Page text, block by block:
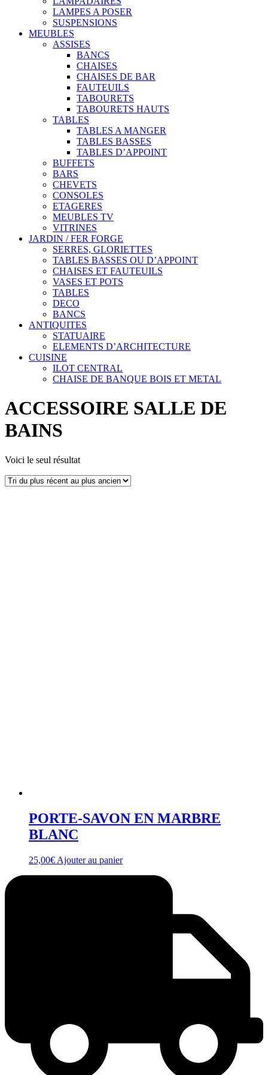
LAMPES A POSER
SUSPENSIONS
MEUBLES
ASSISES
BANCS
CHAISES
CHAISES DE BAR
FAUTEUILS
TABOURETS
TABOURETS HAUTS
TABLES
TABLES A MANGER
TABLES BASSES
TABLES D’APPOINT
BUFFETS
BARS
CHEVETS
CONSOLES
ETAGERES
MEUBLES TV
VITRINES
JARDIN / FER FORGE
SERRES, GLORIETTES
TABLES BASSES OU D’APPOINT
CHAISES ET FAUTEUILS
VASES ET POTS
TABLES
DECO
BANCS
ANTIQUITES
STATUAIRE
ELEMENTS D’ARCHITECTURE
CUISINE
ILOT CENTRAL
CHAISE DE BANQUE BOIS ET METAL
ACCESSOIRE SALLE DE
BAINS
Voici le seul résultat
PORTE-SAVON EN MARBRE
BLANC
25,00€ Ajouter au panier